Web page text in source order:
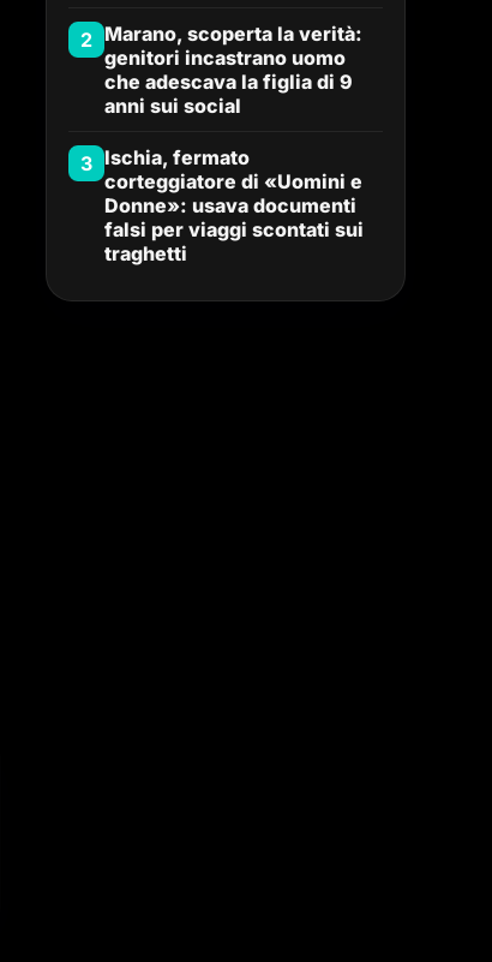
2 Marano, scoperta la verità:
genitori incastrano uomo
che adescava la figlia di 9
anni sui social
3 Ischia, fermato
corteggiatore di «Uomini e
Donne»: usava documenti
falsi per viaggi scontati sui
traghetti